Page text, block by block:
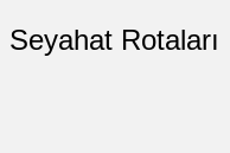
Seyahat Rotaları